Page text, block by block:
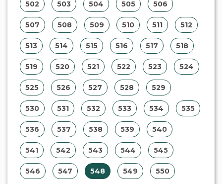
502 503 504 505 506
507 508 509 510 511 512
513 514 515 516 517 518
519 520 521 522 523 524
525 526 527 528 529
530 531 532 533 534 535
536 537 538 539 540
541 542 543 544 545
546 547 548 549 550